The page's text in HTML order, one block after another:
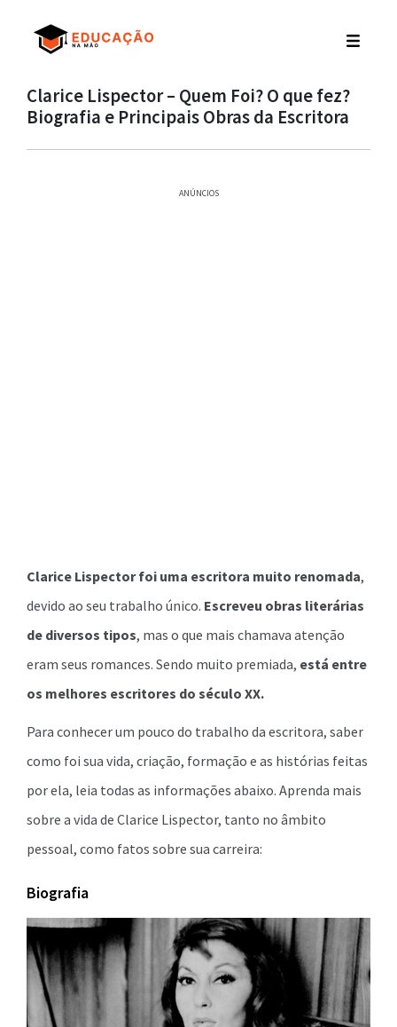
Clarice Lispector – Quem Foi? O que fez?
Biografia e Principais Obras da Escritora
ANÚNCIOS
Clarice Lispector foi uma escritora muito renomada,
devido ao seu trabalho único. Escreveu obras literárias
de diversos tipos, mas o que mais chamava atenção
eram seus romances. Sendo muito premiada, está entre
os melhores escritores do século XX.
Para conhecer um pouco do trabalho da escritora, saber
como foi sua vida, criação, formação e as histórias feitas
por ela, leia todas as informações abaixo. Aprenda mais
sobre a vida de Clarice Lispector, tanto no âmbito
pessoal, como fatos sobre sua carreira:
Biografia